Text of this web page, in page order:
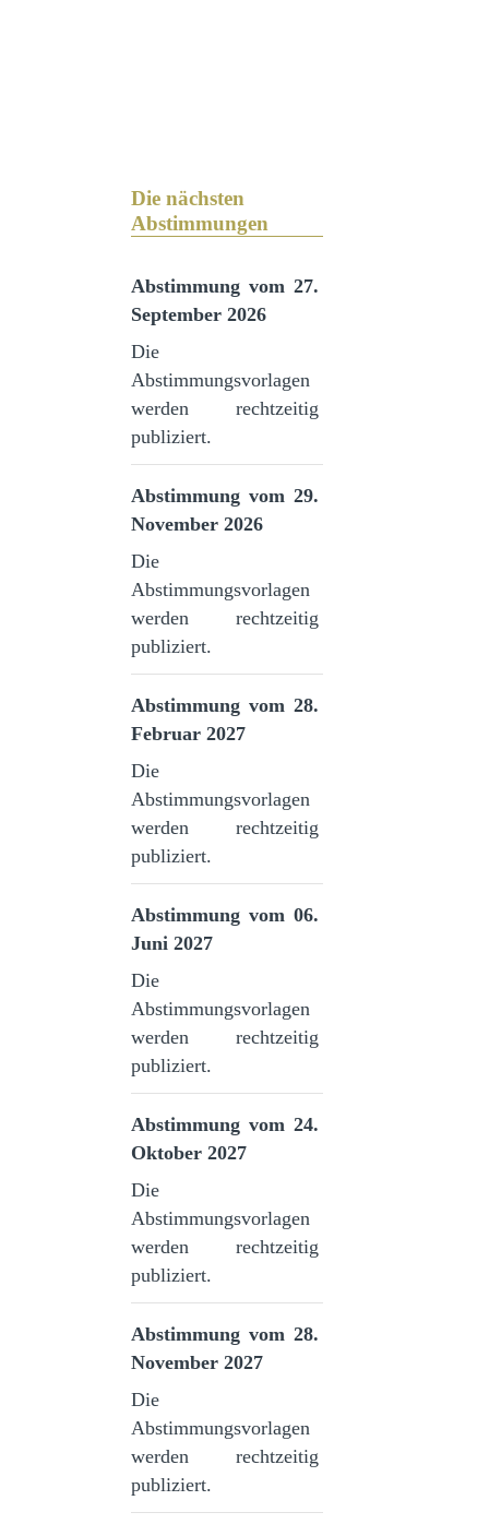
Die nächsten
Abstimmungen
Abstimmung vom 27.
September 2026
Die
Abstimmungsvorlagen
werden rechtzeitig
publiziert.
Abstimmung vom 29.
November 2026
Die
Abstimmungsvorlagen
werden rechtzeitig
publiziert.
Abstimmung vom 28.
Februar 2027
Die
Abstimmungsvorlagen
werden rechtzeitig
publiziert.
Abstimmung vom 06.
Juni 2027
Die
Abstimmungsvorlagen
werden rechtzeitig
publiziert.
Abstimmung vom 24.
Oktober 2027
Die
Abstimmungsvorlagen
werden rechtzeitig
publiziert.
Abstimmung vom 28.
November 2027
Die
Abstimmungsvorlagen
werden rechtzeitig
publiziert.